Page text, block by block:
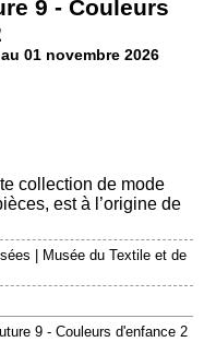
9 - Couleurs
01 novembre 2026
collection de mode
est à l’origine de
Musée du Textile et de
9 - Couleurs d'enfance 2